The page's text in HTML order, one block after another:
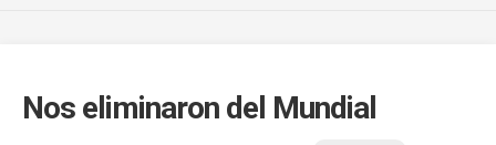
Nos eliminaron del Mundial